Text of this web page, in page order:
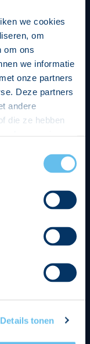
we cookies
om
om ons
we informatie
onze partners
Deze partners
andere
die ze hebben
je toestemming
pagina.
Details tonen